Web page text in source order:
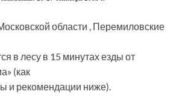
области , Перемиловские
в лесу в 15 минутах езды от
(как
и рекомендации ниже).